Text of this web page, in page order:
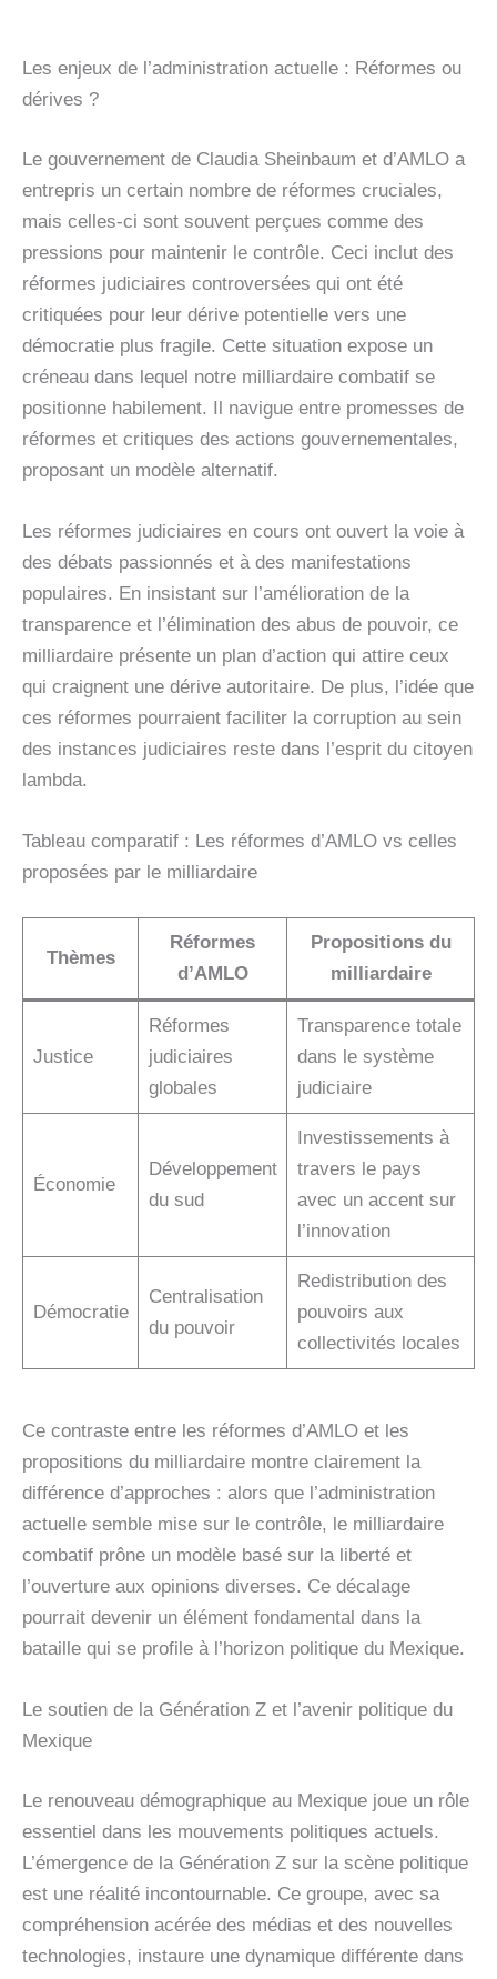
Les enjeux de l’administration actuelle : Réformes ou
dérives ?
Le gouvernement de Claudia Sheinbaum et d’AMLO a
entrepris un certain nombre de réformes cruciales,
mais celles-ci sont souvent perçues comme des
pressions pour maintenir le contrôle. Ceci inclut des
réformes judiciaires controversées qui ont été
critiquées pour leur dérive potentielle vers une
démocratie plus fragile. Cette situation expose un
créneau dans lequel notre milliardaire combatif se
positionne habilement. Il navigue entre promesses de
réformes et critiques des actions gouvernementales,
proposant un modèle alternatif.
Les réformes judiciaires en cours ont ouvert la voie à
des débats passionnés et à des manifestations
populaires. En insistant sur l’amélioration de la
transparence et l’élimination des abus de pouvoir, ce
milliardaire présente un plan d’action qui attire ceux
qui craignent une dérive autoritaire. De plus, l’idée que
ces réformes pourraient faciliter la corruption au sein
des instances judiciaires reste dans l’esprit du citoyen
lambda.
Tableau comparatif : Les réformes d’AMLO vs celles
proposées par le milliardaire
Thèmes
Réformes
d’AMLO
Propositions du
milliardaire
Justice
Réformes
judiciaires
globales
Transparence totale
dans le système
judiciaire
Économie
Développement
du sud
Investissements à
travers le pays
avec un accent sur
l’innovation
Démocratie
Centralisation
du pouvoir
Redistribution des
pouvoirs aux
collectivités locales
Ce contraste entre les réformes d’AMLO et les
propositions du milliardaire montre clairement la
différence d’approches : alors que l’administration
actuelle semble mise sur le contrôle, le milliardaire
combatif prône un modèle basé sur la liberté et
l’ouverture aux opinions diverses. Ce décalage
pourrait devenir un élément fondamental dans la
bataille qui se profile à l’horizon politique du Mexique.
Le soutien de la Génération Z et l’avenir politique du
Mexique
Le renouveau démographique au Mexique joue un rôle
essentiel dans les mouvements politiques actuels.
L’émergence de la Génération Z sur la scène politique
est une réalité incontournable. Ce groupe, avec sa
compréhension acérée des médias et des nouvelles
technologies, instaure une dynamique différente dans